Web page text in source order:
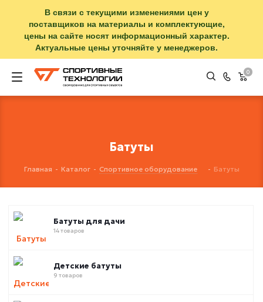
В связи с текущими изменениями цен у
поставщиков на материалы и комплектующие,
цены на сайте носят информационный характер.
Актуальные цены уточняйте у менеджеров.
0
Батуты
Главная - Каталог - Спортивное оборудование - Батуты
Батуты для дачи
14 товаров
Детские батуты
9 товаров